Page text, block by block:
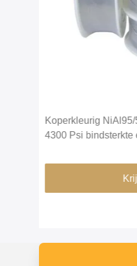
Koperkleurig
4300 Psi